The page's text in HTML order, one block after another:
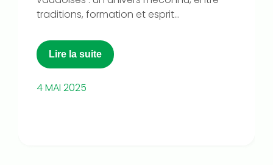
traditions, formation et esprit...
Lire la suite
4 MAI 2025